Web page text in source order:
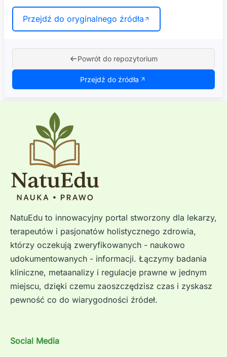
Przejdź do oryginalnego źródła
Powrót do repozytorium
Przejdź do źródła
NatuEdu to innowacyjny portal stworzony dla lekarzy,
terapeutów i pasjonatów holistycznego zdrowia,
którzy oczekują zweryfikowanych - naukowo
udokumentowanych - informacji. Łączymy badania
kliniczne, metaanalizy i regulacje prawne w jednym
miejscu, dzięki czemu zaoszczędzisz czas i zyskasz
pewność co do wiarygodności źródeł.
Social Media